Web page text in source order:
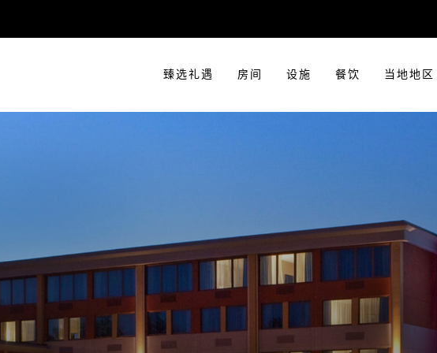
臻选礼遇 房间 设施 餐饮 当地地区